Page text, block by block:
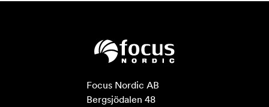
Focus Nordic AB
Bergsjödalen 48